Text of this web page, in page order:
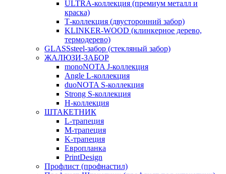
ULTRA-коллекция (премиум металл и
краска)
Т-коллекция (двусторонний забор)
KLINKER-WOOD (клинкерное дерево,
термодерево)
GLASSsteel-забор (стекляный забор)
ЖАЛЮЗИ-ЗАБОР
monoNOTA J-коллекция
Angle L-коллекция
duoNOTA S-коллекция
Strong S-коллекция
H-коллекция
ШТАКЕТНИК
L-трапеция
M-трапеция
K-трапеция
Европланка
PrintDesign
Профлист (профнастил)